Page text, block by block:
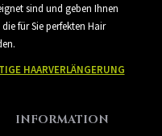
sind und geben Ihnen
für Sie perfekten Hair
HAARVERLÄNGERUNG
INFORMATION